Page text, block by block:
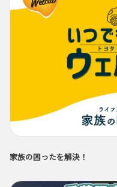
家族の困ったを解決！